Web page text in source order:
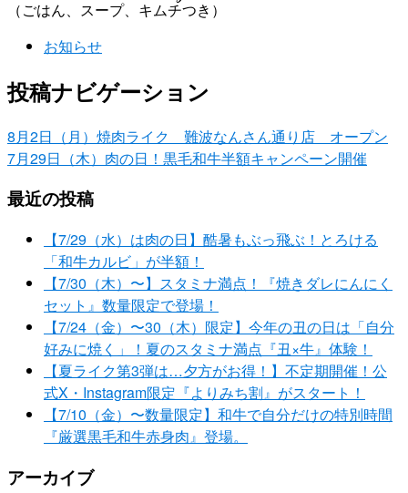
お知らせ
投稿ナビゲーション
8月2日（月）焼肉ライク 難波なんさん通り店 オープン
7月29日（木）肉の日！黒毛和牛半額キャンペーン開催
最近の投稿
【7/29（水）は肉の日】酷暑もぶっ飛ぶ！とろける
「和牛カルビ」が半額！
【7/30（木）〜】スタミナ満点！『焼きダレにんにく
セット』数量限定で登場！
【7/24（金）〜30（木）限定】今年の丑の日は「自分
好みに焼く」！夏のスタミナ満点『丑×牛』体験！
【夏ライク第3弾は…夕方がお得！】不定期開催！公
式X・Instagram限定『よりみち割』がスタート！
【7/10（金）〜数量限定】和牛で自分だけの特別時間
『厳選黒毛和牛赤身肉』登場。
アーカイブ